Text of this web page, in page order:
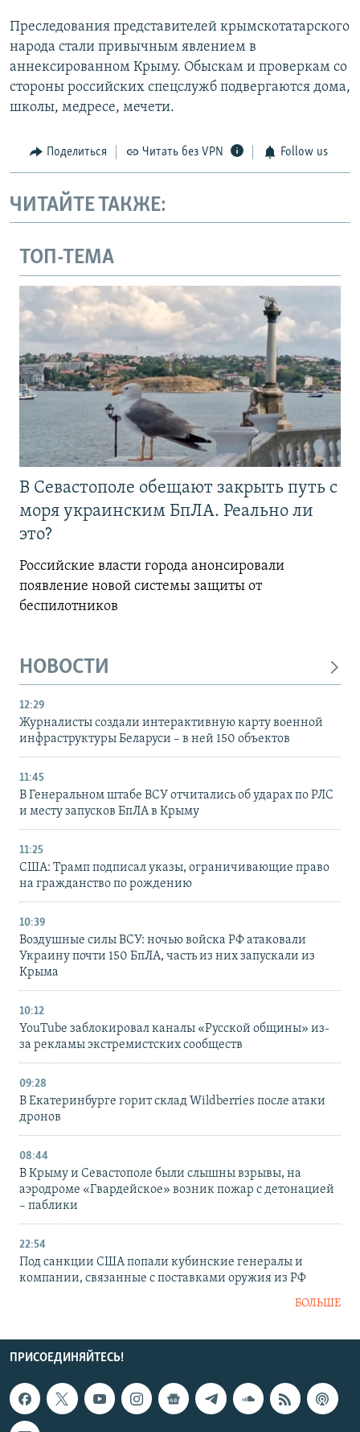
Преследования представителей крымскотатарского
народа стали привычным явлением в
аннексированном Крыму. Обыскам и проверкам со
стороны российских спецслужб подвергаются дома,
школы, медресе, мечети.
Поделиться Читать без VPN Follow us
ЧИТАЙТЕ ТАКЖЕ:
ТОП-ТЕМА
В Севастополе обещают закрыть путь с
моря украинским БпЛА. Реально ли
это?
Российские власти города анонсировали
появление новой системы защиты от
беспилотников
НОВОСТИ
12:29
Журналисты создали интерактивную карту военной
инфраструктуры Беларуси – в ней 150 объектов
11:45
В Генеральном штабе ВСУ отчитались об ударах по РЛС
и месту запусков БпЛА в Крыму
11:25
США: Трамп подписал указы, ограничивающие право
на гражданство по рождению
10:39
Воздушные силы ВСУ: ночью войска РФ атаковали
Украину почти 150 БпЛА, часть из них запускали из
Крыма
10:12
YouTube заблокировал каналы «Русской общины» из-
за рекламы экстремистских сообществ
09:28
В Екатеринбурге горит склад Wildberries после атаки
дронов
08:44
В Крыму и Севастополе были слышны взрывы, на
аэродроме «Гвардейское» возник пожар с детонацией
– паблики
22:54
Под санкции США попали кубинские генералы и
компании, связанные с поставками оружия из РФ
БОЛЬШЕ
ПРИСОЕДИНЯЙТЕСЬ!